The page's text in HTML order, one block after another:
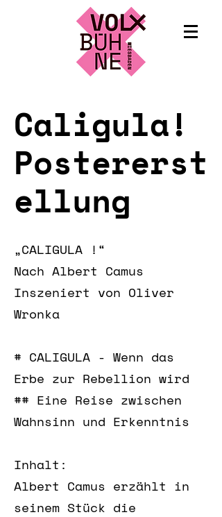
Caligula!
Postererst
ellung
„CALIGULA !“
Nach Albert Camus
Inszeniert von Oliver
Wronka
# CALIGULA - Wenn das
Erbe zur Rebellion wird
## Eine Reise zwischen
Wahnsinn und Erkenntnis
Inhalt:
Albert Camus erzählt in
seinem Stück die